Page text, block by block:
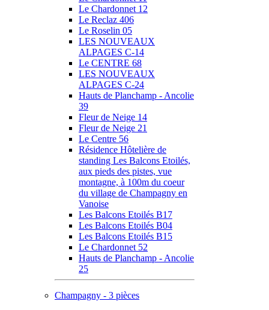
Le Chardonnet 12
Le Reclaz 406
Le Roselin 05
LES NOUVEAUX
ALPAGES C-14
Le CENTRE 68
LES NOUVEAUX
ALPAGES C-24
Hauts de Planchamp - Ancolie
39
Fleur de Neige 14
Fleur de Neige 21
Le Centre 56
Résidence Hôtelière de
standing Les Balcons Etoilés,
aux pieds des pistes, vue
montagne, à 100m du coeur
du village de Champagny en
Vanoise
Les Balcons Etoilés B17
Les Balcons Etoilés B04
Les Balcons Etoilés B15
Le Chardonnet 52
Hauts de Planchamp - Ancolie
25
Champagny - 3 pièces